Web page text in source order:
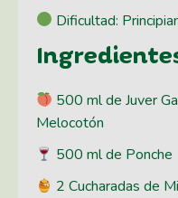
Dificultad:
500 ml de Juver
Melocotón
500 ml de Ponche
2 Cucharadas de